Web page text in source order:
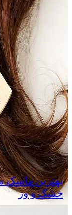
بهترین ماسک
خشک و وز